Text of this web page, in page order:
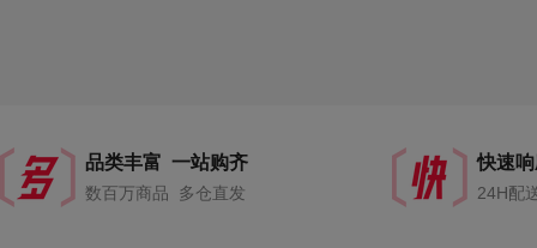
品类丰富 一站购齐
数百万商品 多仓直发
快速
24H配